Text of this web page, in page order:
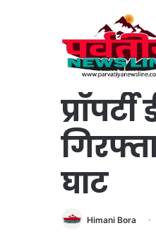
Home/उत्तराखण्ड/
घाट
Himani Bora